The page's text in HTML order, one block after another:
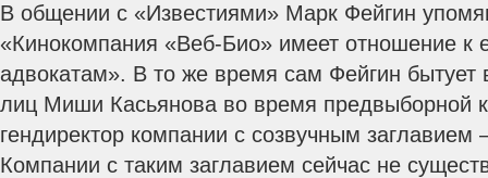
В общении с «Известиями» Марк Фейгин
«Кинокомпания «Веб-Био» имеет отношение к
адвокатам». В то же время сам Фейгин бытует
лиц Миши Касьянова во время предвыборной
гендиректор компании с созвучным
Компании с таким заглавием сейчас не